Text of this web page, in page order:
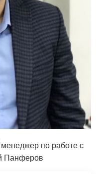
по работе с
Панферов